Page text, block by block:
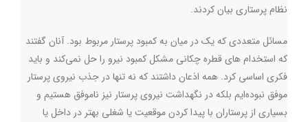
نظام پرستاری بیان کردند.
مسائل متعددی که یک در میان به کمبود پرستار مربوط بود. آنان گفتند
که استخدام های قطره چکانی مشکل کمبود نیرو را حل نمی‌کند و باید
فکری اساسی کرد. همه اذعان داشتند که نه تنها در جذب نیروی پرستار
موفق نبوده‌ایم بلکه در نگهداشت نیروی پرستار نیز ناموفق هستیم و
بسیاری از پرستاران با پیدا کردن موقعیت یا شغلی بهتر در داخل یا